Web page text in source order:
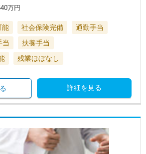
万円
能 社会保険完備
通勤手当
当
扶養手当
残業ほぼなし
詳細を見る